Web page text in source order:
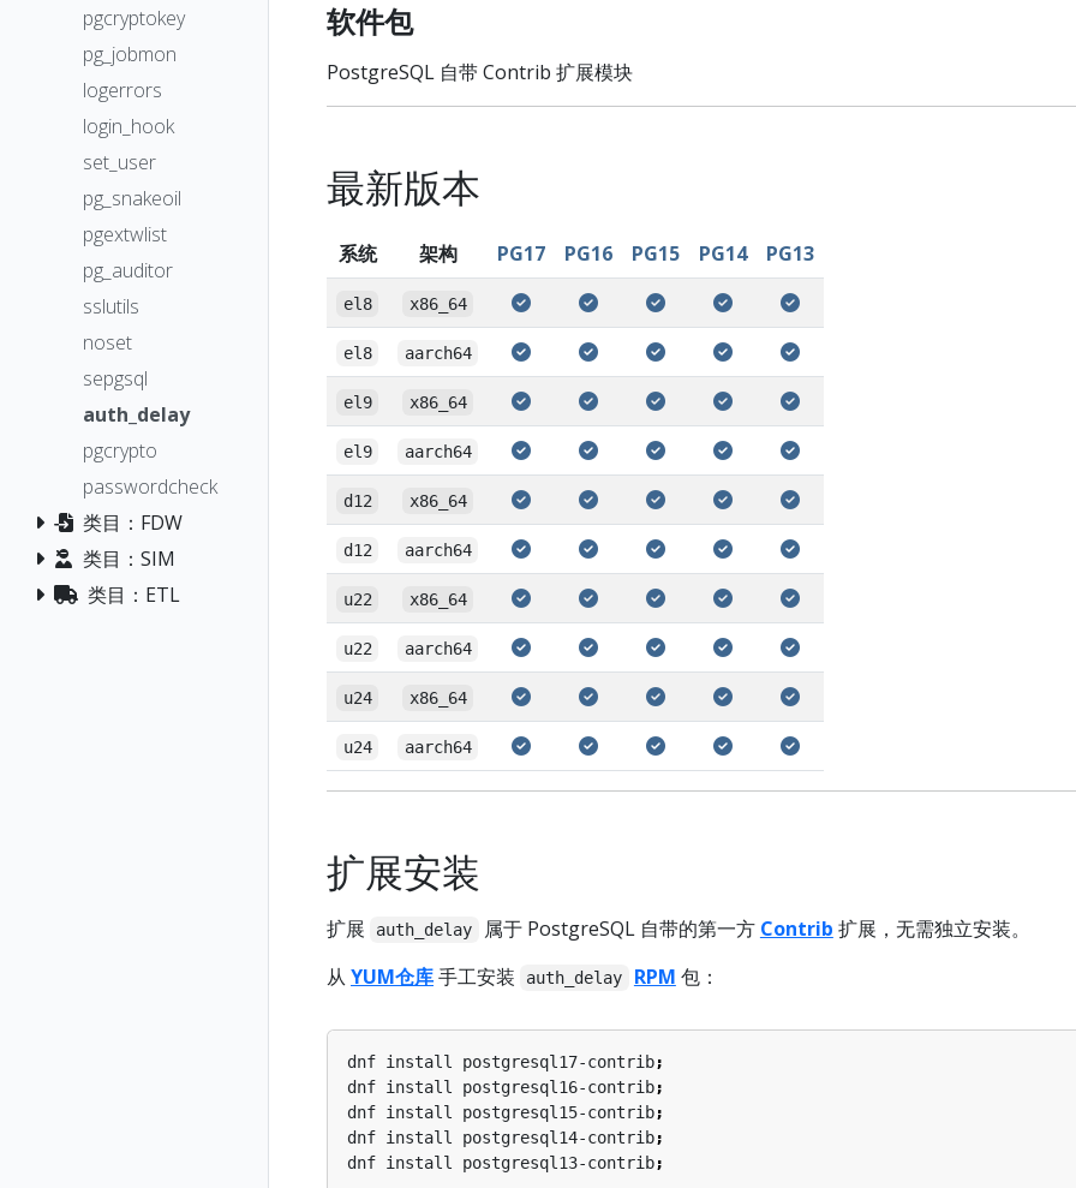
pgcryptokey
pg_jobmon
logerrors
login_hook
set_user
pg_snakeoil
pgextwlist
pg_auditor
sslutils
noset
sepgsql
auth_delay
pgcrypto
passwordcheck
类目：FDW
类目：SIM
类目：ETL
软件包
PostgreSQL 自带 Contrib 扩展模块
最新版本
系统 架构 PG17 PG16 PG15 PG14 PG13
el8 x86_64
el8 aarch64
el9 x86_64
el9 aarch64
d12 x86_64
d12 aarch64
u22 x86_64
u22 aarch64
u24 x86_64
u24 aarch64
扩展安装
扩展 auth_delay 属于 PostgreSQL 自带的第一方 Contrib 扩展，无需独立安装。
从 YUM仓库手工安装 auth_delay RPM 包：
dnf install postgresql17-contrib;
dnf install postgresql16-contrib;
dnf install postgresql15-contrib;
dnf install postgresql14-contrib;
dnf install postgresql13-contrib;